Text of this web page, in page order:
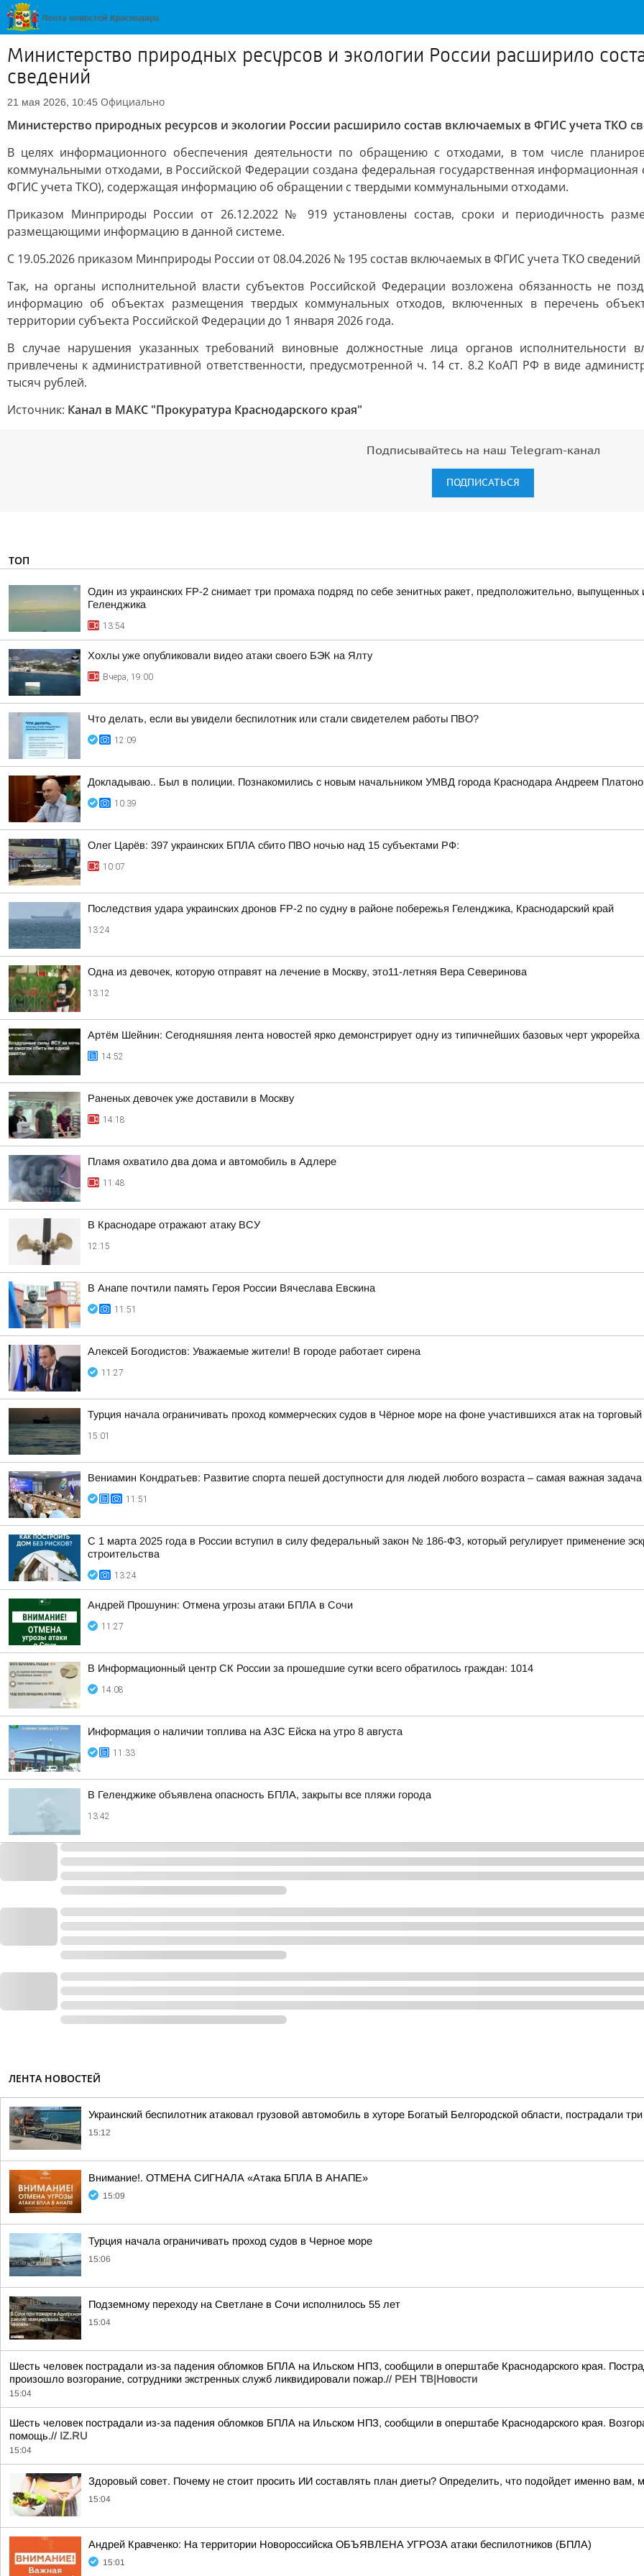
Министерство природных ресурсов и экологии России расширило
сведений
21 мая 2026, 10:45 Официально
Министерство природных ресурсов и экологии России расширило состав включаемых в ФГИС учета ТКО
В целях информационного обеспечения деятельности по обращению с отходами, в том числе
коммунальными отходами, в Российской Федерации создана федеральная государственная
ФГИС учета ТКО), содержащая информацию об обращении с твердыми коммунальными отходами.
Приказом Минприроды России от 26.12.2022 № 919 установлены состав, сроки и периодичность
размещающими информацию в данной системе.
С 19.05.2026 приказом Минприроды России от 08.04.2026 № 195 состав включаемых в ФГИС учета ТКО
Так, на органы исполнительной власти субъектов Российской Федерации возложена обязанность не
информацию об объектах размещения твердых коммунальных отходов, включенных в перечень
территории субъекта Российской Федерации до 1 января 2026 года.
В случае нарушения указанных требований виновные должностные лица органов исполнительности
привлечены к административной ответственности, предусмотренной ч. 14 ст. 8.2 КоАП РФ в виде
тысяч рублей.
Источник: Канал в МАКС "Прокуратура Краснодарского края"
Подписывайтесь на наш Telegram-канал
ПОДПИСАТЬСЯ
ТОП
Один из украинских FP-2 снимает три промаха подряд по себе зенитных ракет, предположительно,
Геленджика
13:54
Хохлы уже опубликовали видео атаки своего БЭК на Ялту
Вчера, 19:00
Что делать, если вы увидели беспилотник или стали свидетелем работы ПВО?
12:09
Докладываю.. Был в полиции. Познакомились с новым начальником УМВД города Краснодара Андреем
10:39
Олег Царёв: 397 украинских БПЛА сбито ПВО ночью над 15 субъектами РФ:
10:07
Последствия удара украинских дронов FP-2 по судну в районе побережья Геленджика, Краснодарский край
13:24
Одна из девочек, которую отправят на лечение в Москву, это11-летняя Вера Северинова
13:12
Артём Шейнин: Сегодняшняя лента новостей ярко демонстрирует одну из типичнейших базовых черт укрорейха
14:52
Раненых девочек уже доставили в Москву
14:18
Пламя охватило два дома и автомобиль в Адлере
11:48
В Краснодаре отражают атаку ВСУ
12:15
В Анапе почтили память Героя России Вячеслава Евскина
11:51
Алексей Богодистов: Уважаемые жители! В городе работает сирена
11:27
Турция начала ограничивать проход коммерческих судов в Чёрное море на фоне участившихся атак на
15:01
Вениамин Кондратьев: Развитие спорта пешей доступности для людей любого возраста – самая важная
11:51
С 1 марта 2025 года в России вступил в силу федеральный закон № 186-ФЗ, который регулирует применение
строительства
13:24
Андрей Прошунин: Отмена угрозы атаки БПЛА в Сочи
11:27
В Информационный центр СК России за прошедшие сутки всего обратилось граждан: 1014
14:08
Информация о наличии топлива на АЗС Ейска на утро 8 августа
11:33
В Геленджике объявлена опасность БПЛА, закрыты все пляжи города
13:42
ЛЕНТА НОВОСТЕЙ
Украинский беспилотник атаковал грузовой автомобиль в хуторе Богатый Белгородской области, пострадали
15:12
Внимание!. ОТМЕНА СИГНАЛА «Атака БПЛА В АНАПЕ»
15:09
Турция начала ограничивать проход судов в Черное море
15:06
Подземному переходу на Светлане в Сочи исполнилось 55 лет
15:04
Шесть человек пострадали из-за падения обломков БПЛА на Ильском НПЗ, сообщили в оперштабе Краснодарского края.
произошло возгорание, сотрудники экстренных служб ликвидировали пожар.// РЕН ТВ|Новости
15:04
Шесть человек пострадали из-за падения обломков БПЛА на Ильском НПЗ, сообщили в оперштабе Краснодарского края.
помощь.// IZ.RU
15:04
Здоровый совет. Почему не стоит просить ИИ составлять план диеты? Определить, что подойдет именно вам,
15:04
Андрей Кравченко: На территории Новороссийска ОБЪЯВЛЕНА УГРОЗА атаки беспилотников (БПЛА)
15:01